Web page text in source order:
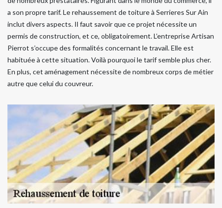
a son propre tarif. Le rehaussement de toiture à Serrieres Sur Ain
inclut divers aspects. Il faut savoir que ce projet nécessite un
permis de construction, et ce, obligatoirement. L’entreprise Artisan
Pierrot s’occupe des formalités concernant le travail. Elle est
habituée à cette situation. Voilà pourquoi le tarif semble plus cher.
En plus, cet aménagement nécessite de nombreux corps de métier
autre que celui du couvreur.